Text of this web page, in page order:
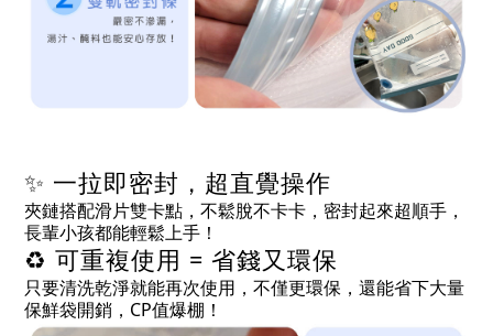
✨ 一拉即密封，超直覺操作
夾鏈搭配滑片雙卡點，不鬆脫不卡卡，密封起來超順手，
長輩小孩都能輕鬆上手！
♻️ 可重複使用 = 省錢又環保
只要清洗乾淨就能再次使用，不僅更環保，還能省下大量
保鮮袋開銷，CP值爆棚！